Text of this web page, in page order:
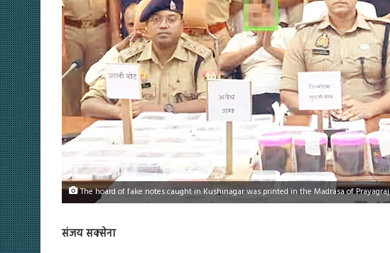
The hoard of fake notes caught in Kushinagar was printed in the Madrasa of Prayagraj
संजय सक्सेना